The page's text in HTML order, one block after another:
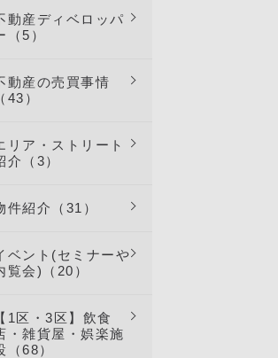
動産ディベロッパ
（5）
動産の売買事情
（43）
リア・ストリート
介（3）
件紹介（31）
ベント(セミナーや
覧会)（20）
【1区・3区】飲食
・雑貨屋・娯楽施
（68）